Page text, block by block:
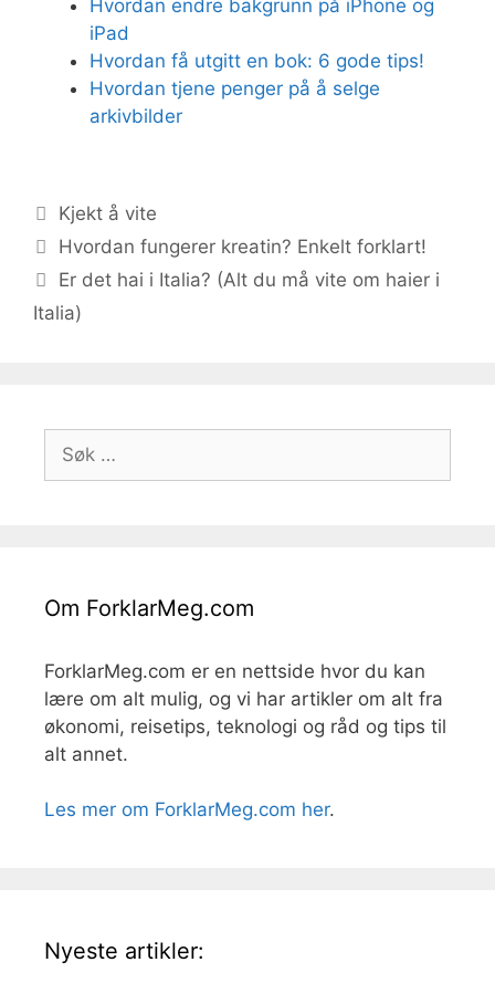
Hvordan endre bakgrunn på iPhone og
iPad
Hvordan få utgitt en bok: 6 gode tips!
Hvordan tjene penger på å selge
arkivbilder
Kategorier
Kjekt å vite
Hvordan fungerer kreatin? Enkelt forklart!
Er det hai i Italia? (Alt du må vite om haier i
Italia)
etter:
Om ForklarMeg.com
ForklarMeg.com er en nettside hvor du kan
lære om alt mulig, og vi har artikler om alt fra
økonomi, reisetips, teknologi og råd og tips til
alt annet.
Les mer om ForklarMeg.com her.
Nyeste artikler: